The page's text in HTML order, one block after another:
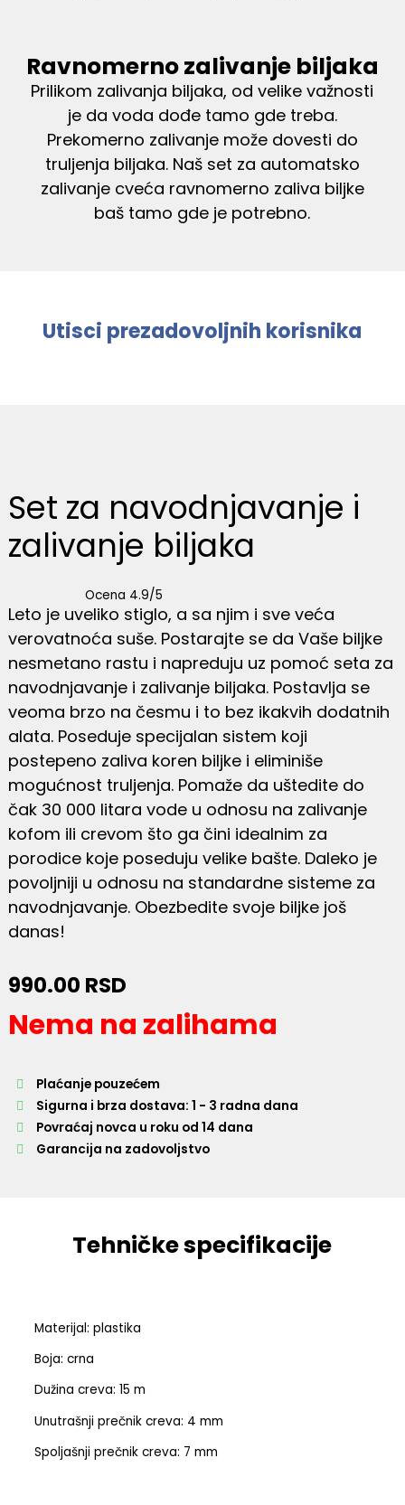
Ravnomerno zalivanje biljaka
Prilikom zalivanja biljaka, od velike važnosti
je da voda dođe tamo gde treba.
Prekomerno zalivanje može dovesti do
truljenja biljaka. Naš set za automatsko
zalivanje cveća ravnomerno zaliva biljke
baš tamo gde je potrebno.
Utisci prezadovoljnih korisnika
Set za navodnjavanje i
zalivanje biljaka
Ocena 4.9/5
Leto je uveliko stiglo, a sa njim i sve veća
verovatnoća suše. Postarajte se da Vaše biljke
nesmetano rastu i napreduju uz pomoć seta za
navodnjavanje i zalivanje biljaka. Postavlja se
veoma brzo na česmu i to bez ikakvih dodatnih
alata. Poseduje specijalan sistem koji
postepeno zaliva koren biljke i eliminiše
mogućnost truljenja. Pomaže da uštedite do
čak 30 000 litara vode u odnosu na zalivanje
kofom ili crevom što ga čini idealnim za
porodice koje poseduju velike bašte. Daleko je
povoljniji u odnosu na standardne sisteme za
navodnjavanje. Obezbedite svoje biljke još
danas!
990.00 RSD
Nema na zalihama
Plaćanje pouzećem
Sigurna i brza dostava: 1 - 3 radna dana
Povraćaj novca u roku od 14 dana
Garancija na zadovoljstvo
Tehničke specifikacije
Materijal: plastika
Boja: crna
Dužina creva: 15 m
Unutrašnji prečnik creva: 4 mm
Spoljašnji prečnik creva: 7 mm